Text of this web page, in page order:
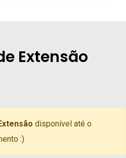
Extensão
disponível até o
:)